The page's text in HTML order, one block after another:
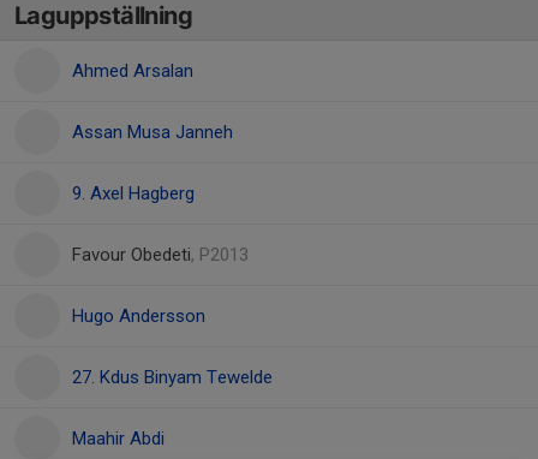
Laguppställning
Ahmed Arsalan
Assan Musa Janneh
9. Axel Hagberg
Favour Obedeti, P2013
Hugo Andersson
27. Kdus Binyam Tewelde
Maahir Abdi